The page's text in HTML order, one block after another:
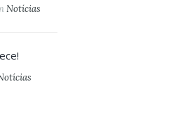
Notícias